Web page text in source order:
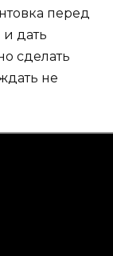
перед
дать
сделать
не